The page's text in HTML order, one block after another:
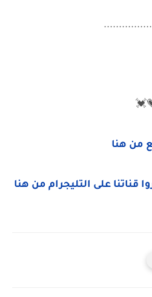
هنا
قناتنا على التليجرام من هنا